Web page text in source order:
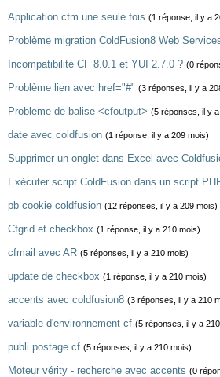
Application.cfm une seule fois (1 réponse, il y a
Problème migration ColdFusion8 Web
Incompatibilité CF 8.0.1 et YUI 2.7.0 ? (0
Problème lien avec href="#" (3 réponses, il y a
Probleme de balise <cfoutput> (5 réponses, il y
date avec coldfusion (1 réponse, il y a 209 mois)
Supprimer un onglet dans Excel avec
Exécuter script ColdFusion dans un script
pb cookie coldfusion (12 réponses, il y a 209 mois)
Cfgrid et checkbox (1 réponse, il y a 210 mois)
cfmail avec AR (5 réponses, il y a 210 mois)
update de checkbox (1 réponse, il y a 210 mois)
accents avec coldfusion8 (3 réponses, il y a 210
variable d'environnement cf (5 réponses, il y a
publi postage cf (5 réponses, il y a 210 mois)
Moteur vérity - recherche avec accents (0